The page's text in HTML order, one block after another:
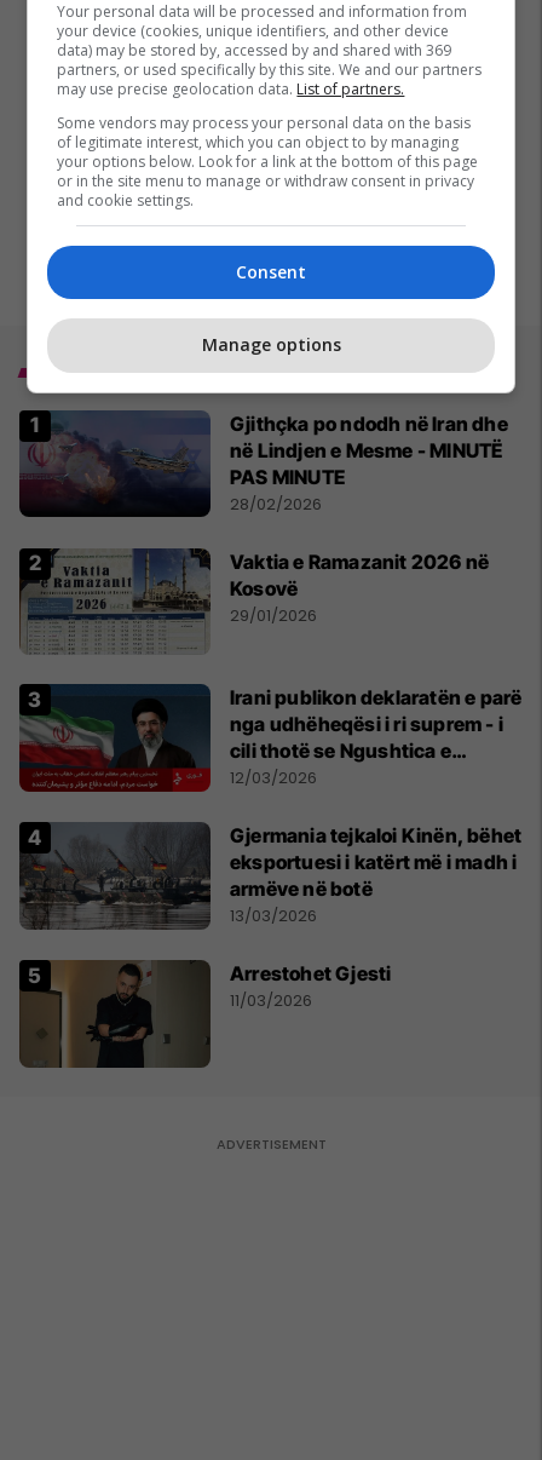
Top 5
Gjithçka po ndodh në Iran dhe
në Lindjen e Mesme - MINUTË
PAS MINUTE
28/02/2026
Vaktia e Ramazanit 2026 në
Kosovë
29/01/2026
Irani publikon deklaratën e parë
nga udhëheqësi i ri suprem - i
cili thotë se Ngushtica e
Hormuzit do të mbetet e
12/03/2026
Gjermania tejkaloi Kinën, bëhet
eksportuesi i katërt më i madh i
armëve në botë
13/03/2026
Arrestohet Gjesti
11/03/2026
Your personal data will be processed and information from
your device (cookies, unique identifiers, and other device
data) may be stored by, accessed by and shared with 369
partners, or used specifically by this site. We and our partners
may use precise geolocation data. List of partners.
Some vendors may process your personal data on the basis
of legitimate interest, which you can object to by managing
your options below. Look for a link at the bottom of this page
or in the site menu to manage or withdraw consent in privacy
and cookie settings.
Consent
Manage options